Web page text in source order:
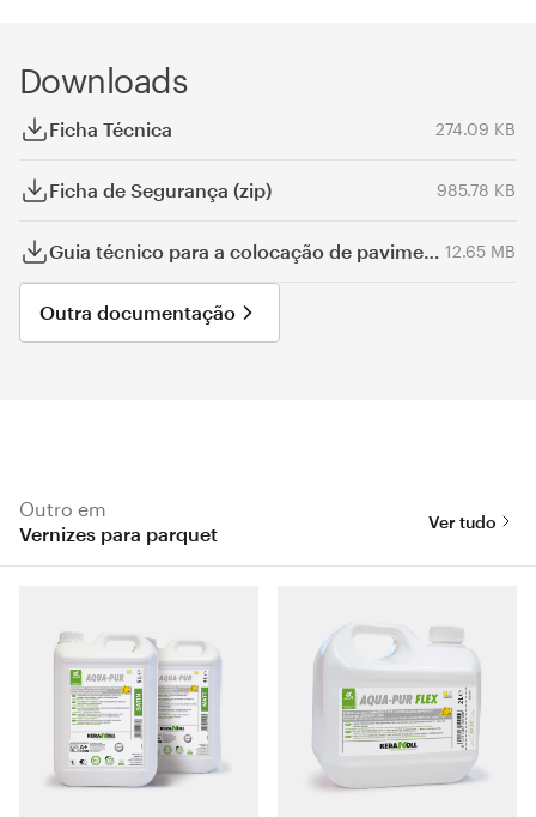
Downloads
Ficha Técnica 274.09 KB
Ficha de Segurança (zip) 985.78 KB
Guia técnico para a colocação de pavimentos em madeira 12.65 MB
Outra documentação
Outro em
Vernizes para parquet
Ver tudo